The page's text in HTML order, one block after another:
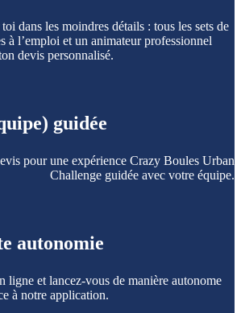
dans les moindres détails : tous les sets de
à l’emploi et un animateur professionnel
devis personnalisé.
guidée
pour une expérience Crazy Boules Urban
Challenge guidée avec votre équipe.
autonomie
ligne et lancez-vous de manière autonome
à notre application.